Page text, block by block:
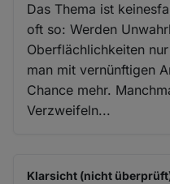
Das Thema ist
oft so: Werden
Oberflächlichkeiten
man mit vernünftigen
Chance mehr.
Verzweifeln...
Klarsicht (nicht